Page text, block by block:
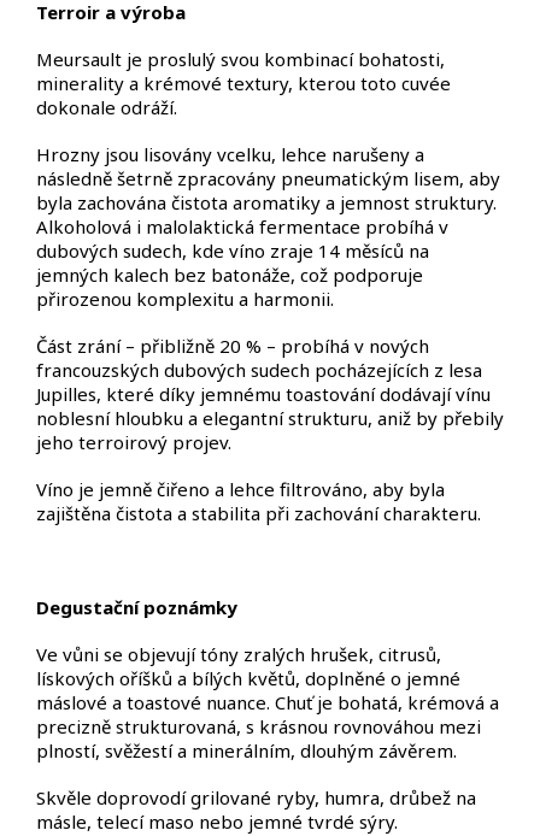
Terroir a výroba
Meursault je proslulý svou kombinací bohatosti,
minerality a krémové textury, kterou toto cuvée
dokonale odráží.
Hrozny jsou lisovány vcelku, lehce narušeny a
následně šetrně zpracovány pneumatickým lisem, aby
byla zachována čistota aromatiky a jemnost struktury.
Alkoholová i malolaktická fermentace probíhá v
dubových sudech, kde víno zraje 14 měsíců na
jemných kalech bez batonáže, což podporuje
přirozenou komplexitu a harmonii.
Část zrání – přibližně 20 % – probíhá v nových
francouzských dubových sudech pocházejících z lesa
Jupilles, které díky jemnému toastování dodávají vínu
noblesní hloubku a elegantní strukturu, aniž by přebily
jeho terroirový projev.
Víno je jemně čiřeno a lehce filtrováno, aby byla
zajištěna čistota a stabilita při zachování charakteru.
Degustační poznámky
Ve vůni se objevují tóny zralých hrušek, citrusů,
lískových oříšků a bílých květů, doplněné o jemné
máslové a toastové nuance. Chuť je bohatá, krémová a
precizně strukturovaná, s krásnou rovnováhou mezi
plností, svěžestí a minerálním, dlouhým závěrem.
Skvěle doprovodí grilované ryby, humra, drůbež na
másle, telecí maso nebo jemné tvrdé sýry.